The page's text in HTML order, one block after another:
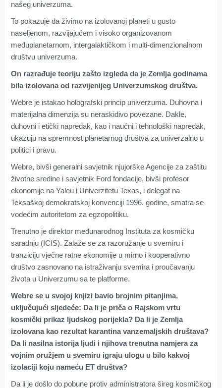
našeg univerzuma.
To pokazuje da živimo na izolovanoj planeti u gusto
naseljenom, razvijajućem i visoko organizovanom
međuplanetarnom, intergalaktičkom i multi-dimenzionalnom
društvu univerzuma.
On razrađuje teoriju zašto izgleda da je Zemlja godinama
bila izolovana od razvijenijeg Univerzumskog društva.
Webre je istakao holografski princip univerzuma. Duhovna i
materijalna dimenzija su neraskidivo povezane. Dakle,
duhovni i etički napredak, kao i naučni i tehnološki napredak,
ukazuju na spremnost planetarnog društva za univerzalno u
politici i pravu.
Webre, bivši generalni savjetnik njujorške Agencije za zaštitu
životne sredine i savjetnik Ford fondacije, bivši profesor
ekonomije na Yaleu i Univerzitetu Texas, i delegat na
Teksaškoj demokratskoj konvenciji 1996. godine, smatra se
vodećim autoritetom za egzopolitiku.
Trenutno je direktor međunarodnog Instituta za kosmičku
saradnju (ICIS). Zalaže se za razoružanje u svemiru i
tranziciju vječne ratne ekonomije u mirno i kooperativno
društvo zasnovano na istraživanju svemira i proučavanju
života u Univerzumu sa te platforme.
Webre se u svojoj knjizi bavio brojnim pitanjima,
uključujući sljedeće: Da li je priča o Rajskom vrtu
kosmički prikaz ljudskog porijekla? Da li je Zemlja
izolovana kao rezultat karantina vanzemaljskih društava?
Da li nasilna istorija ljudi i njihova trenutna namjera za
vojnim oružjem u svemiru igraju ulogu u bilo kakvoj
izolaciji koju nameću ET društva?
Da li je došlo do pobune protiv administratora šireg kosmičkog